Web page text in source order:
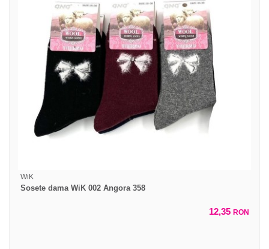
WiK
Sosete dama WiK 002 Angora 358
12,35 RON